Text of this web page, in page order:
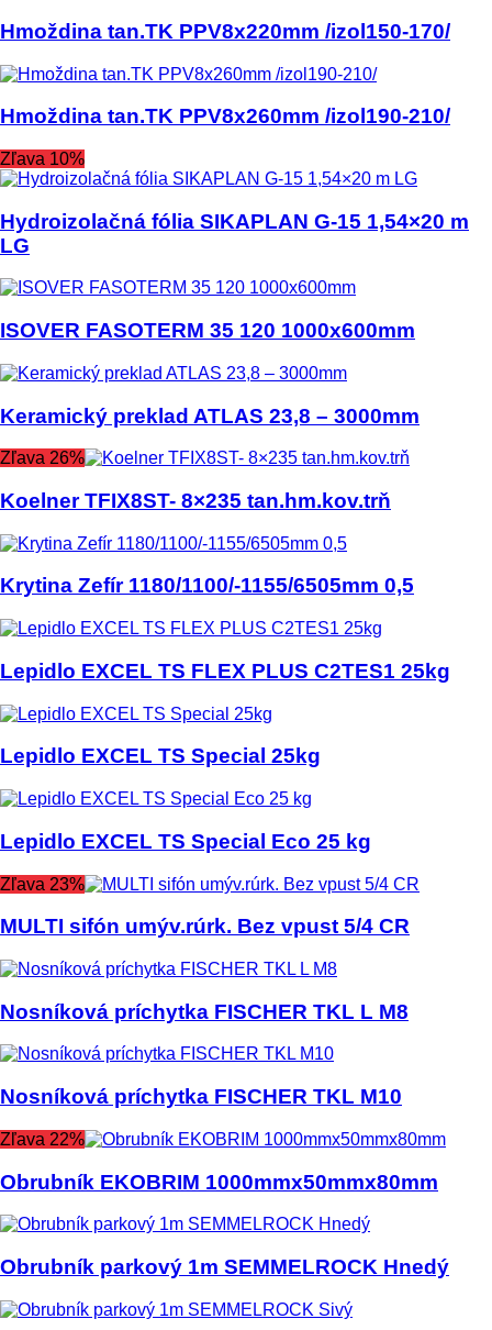
Hmoždina tan.TK PPV8x220mm /izol150-170/
Hmoždina tan.TK PPV8x260mm /izol190-210/
Zľava 10%
Hydroizolačná fólia SIKAPLAN G-15 1,54×20 m
LG
ISOVER FASOTERM 35 120 1000x600mm
Keramický preklad ATLAS 23,8 – 3000mm
Zľava 26%
Koelner TFIX8ST- 8×235 tan.hm.kov.trň
Krytina Zefír 1180/1100/-1155/6505mm 0,5
Lepidlo EXCEL TS FLEX PLUS C2TES1 25kg
Lepidlo EXCEL TS Special 25kg
Lepidlo EXCEL TS Special Eco 25 kg
Zľava 23%
MULTI sifón umýv.rúrk. Bez vpust 5/4 CR
Nosníková príchytka FISCHER TKL L M8
Nosníková príchytka FISCHER TKL M10
Zľava 22%
Obrubník EKOBRIM 1000mmx50mmx80mm
Obrubník parkový 1m SEMMELROCK Hnedý